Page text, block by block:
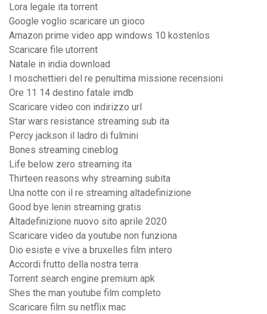
Lora legale ita torrent
Google voglio scaricare un gioco
Amazon prime video app windows 10 kostenlos
Scaricare file utorrent
Natale in india download
I moschettieri del re penultima missione recensioni
Ore 11 14 destino fatale imdb
Scaricare video con indirizzo url
Star wars resistance streaming sub ita
Percy jackson il ladro di fulmini
Bones streaming cineblog
Life below zero streaming ita
Thirteen reasons why streaming subita
Una notte con il re streaming altadefinizione
Good bye lenin streaming gratis
Altadefinizione nuovo sito aprile 2020
Scaricare video da youtube non funziona
Dio esiste e vive a bruxelles film intero
Accordi frutto della nostra terra
Torrent search engine premium apk
Shes the man youtube film completo
Scaricare film su netflix mac